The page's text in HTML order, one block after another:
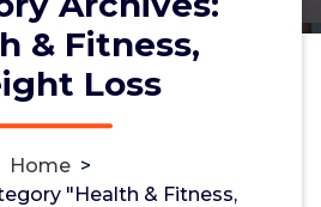
& Fitness,
Loss
Home >
"Health & Fitness,